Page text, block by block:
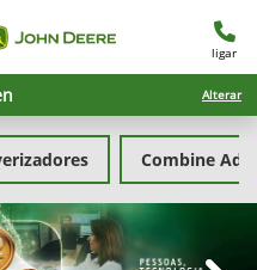
ligar
Alterar
Combine